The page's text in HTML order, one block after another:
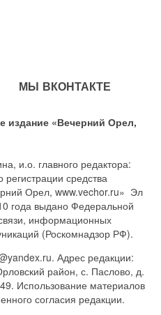
МЫ ВКОНТАКТЕ
издание «Вечерний Орел,
и.о. главного редактора:
регистрации средства
Орел, www.vechor.ru» Эл
года выдано Федеральной
информационных
(Роскомнадзор РФ).
Адрес редакции:
район, с. Паслово, д.
Использование материалов
согласия редакции.